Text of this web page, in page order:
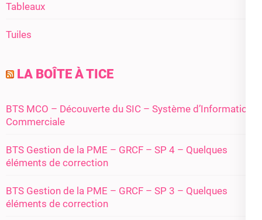
Tableaux
Tuiles
LA BOÎTE À TICE
BTS MCO – Découverte du SIC – Système d’Information
Commerciale
BTS Gestion de la PME – GRCF – SP 4 – Quelques
éléments de correction
BTS Gestion de la PME – GRCF – SP 3 – Quelques
éléments de correction